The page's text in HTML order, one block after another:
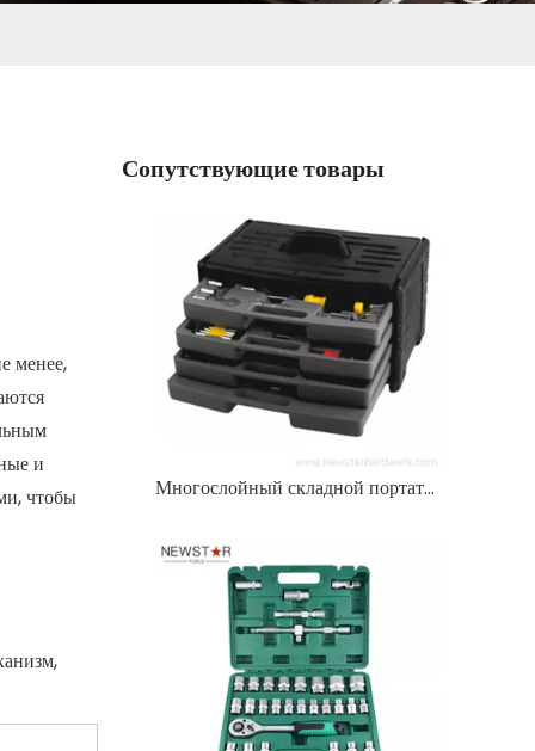
менее,
и
чтобы
Сопутствующие товары
Многослойный складной портативный набор ручных инструментов с 4 ящиками, 99 шт.